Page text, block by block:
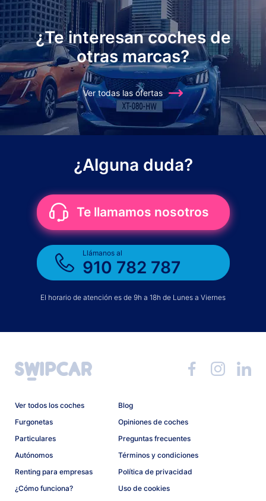
¿Te interesan coches de
otras marcas?
Ver todas las ofertas
¿Alguna duda?
Te llamamos nosotros
Llámanos al
910 782 787
El horario de atención es de 9h a 18h de Lunes a Viernes
Ver todos los coches
Furgonetas
Particulares
Autónomos
Renting para empresas
¿Cómo funciona?
Blog
Opiniones de coches
Preguntas frecuentes
Términos y condiciones
Política de privacidad
Uso de cookies